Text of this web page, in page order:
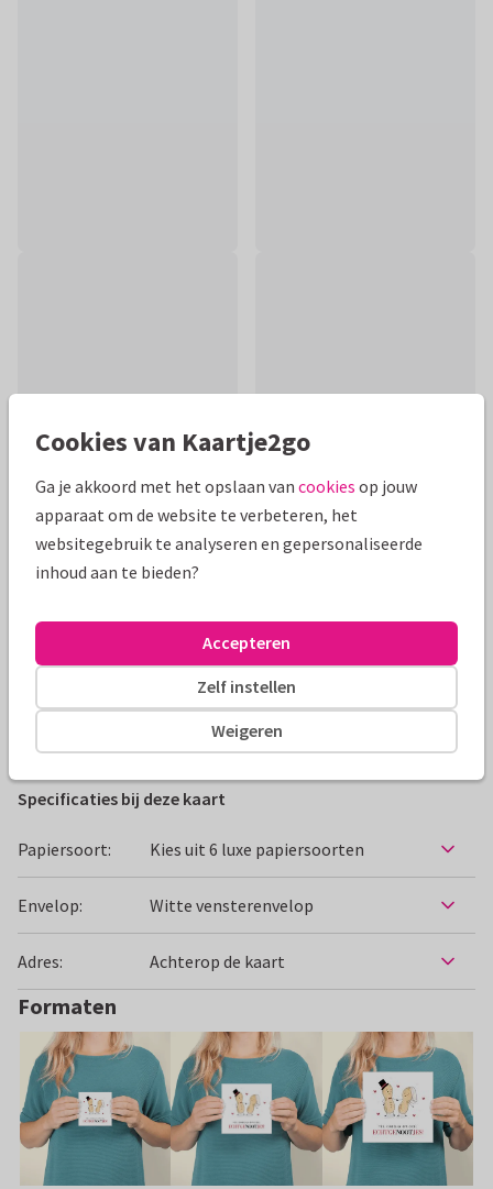
Productinformatie
deze leuke kaart.
Alle kaarten zijn helemaal naar wens aan te passen
Kaartjeswinkel van Romée
Specificaties bij deze kaart
Papiersoort: Kies uit 6 luxe papiersoorten
Envelop: Witte vensterenvelop
Adres: Achterop de kaart
Formaten
Cookies van Kaartje2go
Ga je akkoord met het opslaan van cookies op jouw
apparaat om de website te verbeteren, het
websitegebruik te analyseren en gepersonaliseerde
inhoud aan te bieden?
Weigeren
Zelf instellen
Accepteren